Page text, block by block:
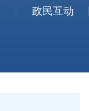
政民互动